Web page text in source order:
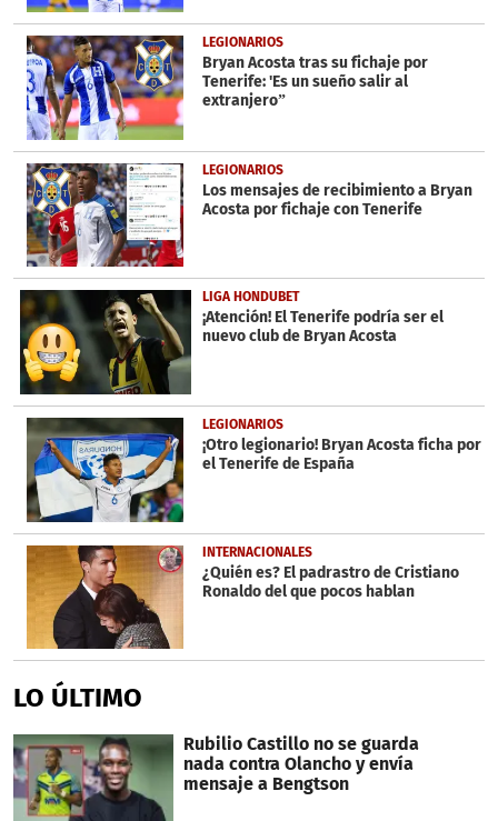
LEGIONARIOS
Bryan Acosta tras su fichaje por
Tenerife: 'Es un sueño salir al
extranjero”
LEGIONARIOS
Los mensajes de recibimiento a Bryan
Acosta por fichaje con Tenerife
LIGA HONDUBET
¡Atención! El Tenerife podría ser el
nuevo club de Bryan Acosta
LEGIONARIOS
¡Otro legionario! Bryan Acosta ficha por
el Tenerife de España
INTERNACIONALES
¿Quién es? El padrastro de Cristiano
Ronaldo del que pocos hablan
LO ÚLTIMO
Rubilio Castillo no se guarda
nada contra Olancho y envía
mensaje a Bengtson